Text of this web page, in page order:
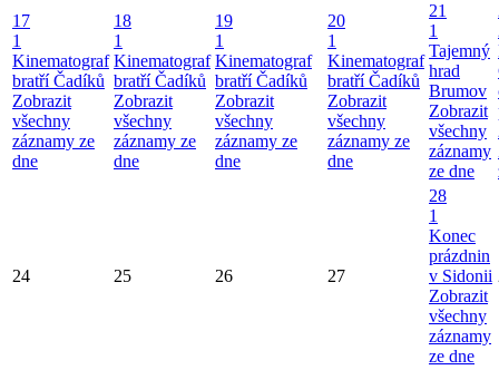
17
1
Kinematograf
bratří Čadíků
Zobrazit
všechny
záznamy ze
dne
18
1
Kinematograf
bratří Čadíků
Zobrazit
všechny
záznamy ze
dne
19
1
Kinematograf
bratří Čadíků
Zobrazit
všechny
záznamy ze
dne
20
1
Kinematograf
bratří Čadíků
Zobrazit
všechny
záznamy ze
dne
21
1
Tajemný
hrad
Brumov
Zobrazit
všechny
záznamy
ze dne
24 25 26 27
28
1
Konec
prázdnin
v Sidonii
Zobrazit
všechny
záznamy
ze dne